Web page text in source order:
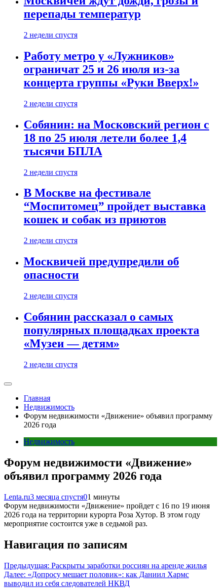
перепады температур
2 недели спустя
Работу метро у «Лужников»
ограничат 25 и 26 июля из-за
концерта группы «Руки Вверх!»
2 недели спустя
Собянин: на Московский регион с
18 по 25 июля летели более 1,4
тысячи БПЛА
2 недели спустя
В Москве на фестивале
“Моспитомец” пройдет выставка
кошек и собак из приютов
2 недели спустя
Москвичей предупредили об
опасности
2 недели спустя
Собянин рассказал о самых
популярных площадках проекта
«Музеи — детям»
2 недели спустя
Главная
Недвижимость
Форум недвижимости «Движение» объявил программу
2026 года
Недвижимость
Форум недвижимости «Движение»
объявил программу 2026 года
Lenta.ru3 месяца спустя01 минуты
Форум недвижимости «Движение» пройдет с 16 по 19 июня
2026 года на территории курорта Роза Хутор. В этом году
мероприятие состоится уже в седьмой раз.
Навигация по записям
Предыдущая: Раскрыты заработки россиян на аренде жилья
Далее: «Допросу мешает половик»: как Даниил Хармс
выводил из себя следователей НКВД